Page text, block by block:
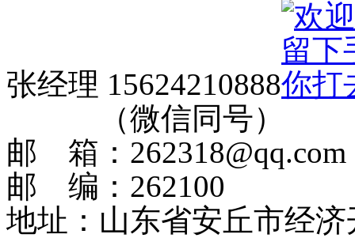
张经理 15624210888
（微信同号）
邮 箱：262318@qq.com
邮 编：262100
地址：山东省安丘市经济